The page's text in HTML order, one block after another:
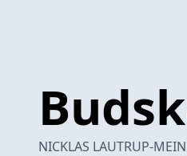
NICKLAS LAUTRUP-